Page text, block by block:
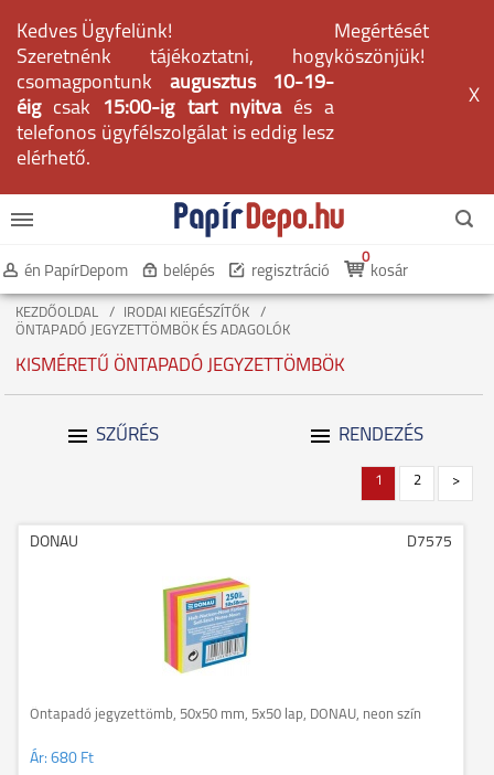
Kedves Ügyfelünk!
Szeretnénk tájékoztatni, hogy
csomagpontunk augusztus 10-19-
éig csak 15:00-ig tart nyitvaés a
telefonos ügyfélszolgálat is eddig lesz
elérhető.
Megértését
köszönjük!
X
én PapírDepom belépés regisztráció kosár
0
KEZDŐOLDAL
IRODAI KIEGÉSZÍTŐK
ÖNTAPADÓ JEGYZETTÖMBÖK ÉS ADAGOLÓK
KISMÉRETŰ ÖNTAPADÓ JEGYZETTÖMBÖK
SZŰRÉS RENDEZÉS
1 2 >
DONAU D7575
Öntapadó jegyzettömb, 50x50 mm, 5x50 lap, DONAU, neon szín
Ár:680 Ft